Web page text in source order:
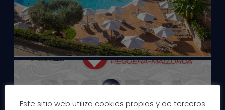
Este sitio web utiliza cookies propias y de terceros